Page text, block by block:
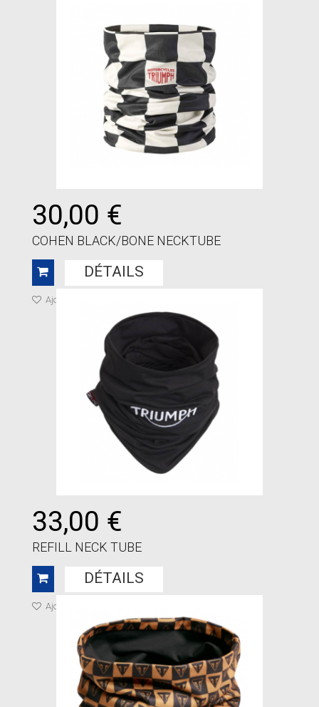
30,00 €
COHEN BLACK/BONE NECKTUBE
DÉTAILS
Ajouter à ma liste de cadeaux
33,00 €
REFILL NECK TUBE
DÉTAILS
Ajouter à ma liste de cadeaux